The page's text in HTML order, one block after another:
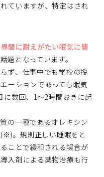
ていますが、特定はされ
昼間に耐えがたい眠気に襲
題となっています。
ず、仕事中でも学校の授
ーションであっても眠気
に数回、1～2時間おきに起
の一種であるオレキシン
。規則正しい睡眠をと
ことで緩和される場合が
入剤による薬物治療も行